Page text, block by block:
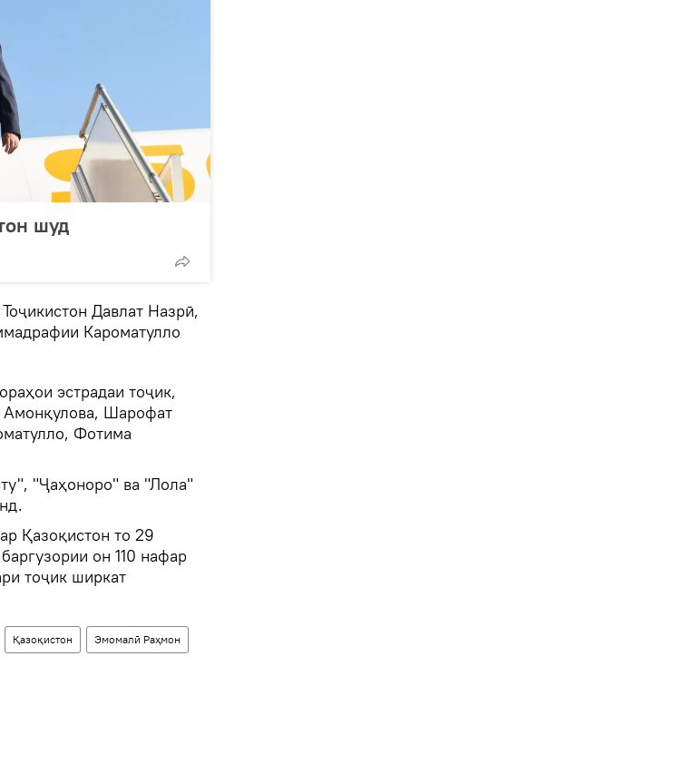
шуд
Давлат Назрӣ,
Кароматулло
эстрадаи тоҷик,
Амонқулова, Шарофат
Фотима
"Ҷаҳоноро" ва "Лола"
Қазоқистон то 29
он 110 нафар
тоҷик ширкат
Қазоқистон Эмомалӣ Раҳмон